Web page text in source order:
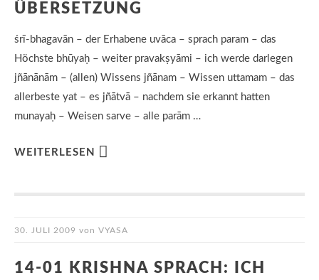
ÜBERSETZUNG
śrī-bhagavān – der Erhabene uvāca – sprach param – das
Höchste bhūyaḥ – weiter pravakṣyāmi – ich werde darlegen
jñānānām – (allen) Wissens jñānam – Wissen uttamam – das
allerbeste yat – es jñātvā – nachdem sie erkannt hatten
munayaḥ – Weisen sarve – alle parām …
WEITERLESEN
30. JULI 2009 von VYASA
14-01 KRISHNA SPRACH: ICH